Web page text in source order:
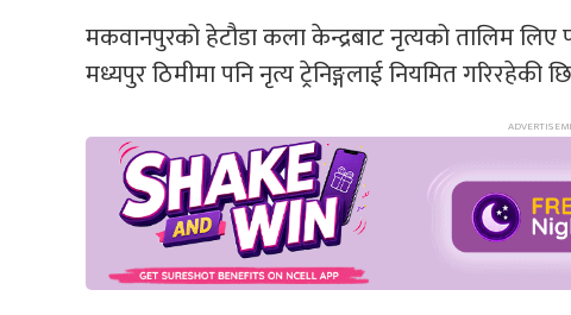
मकवानपुरको हेटौडा कला केन्द्रबाट नृत्यको तालिम
मध्यपुर ठिमीमा पनि नृत्य ट्रेनिङ्गलाई नियमित